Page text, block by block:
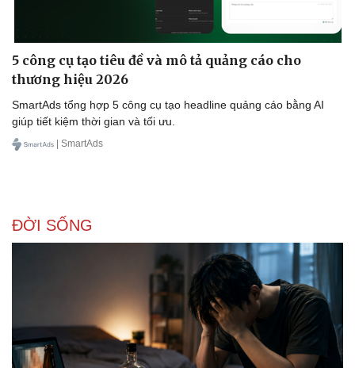
5 công cụ tạo tiêu đề và mô tả quảng cáo cho
thương hiệu 2026
SmartAds tổng hợp 5 công cụ tạo headline quảng cáo bằng AI
giúp tiết kiệm thời gian và tối ưu.
| SmartAds
ĐỜI SỐNG